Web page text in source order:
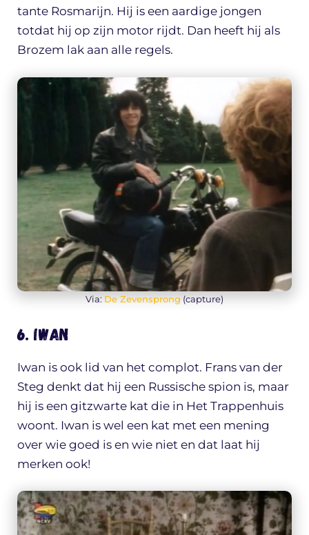
tante Rosmarijn. Hij is een aardige jongen
totdat hij op zijn motor rijdt. Dan heeft hij als
Brozem lak aan alle regels.
Via: De Zevensprong (capture)
6. Iwan
Iwan is ook lid van het complot. Frans van der
Steg denkt dat hij een Russische spion is, maar
hij is een gitzwarte kat die in Het Trappenhuis
woont. Iwan is wel een kat met een mening
over wie goed is en wie niet en dat laat hij
merken ook!